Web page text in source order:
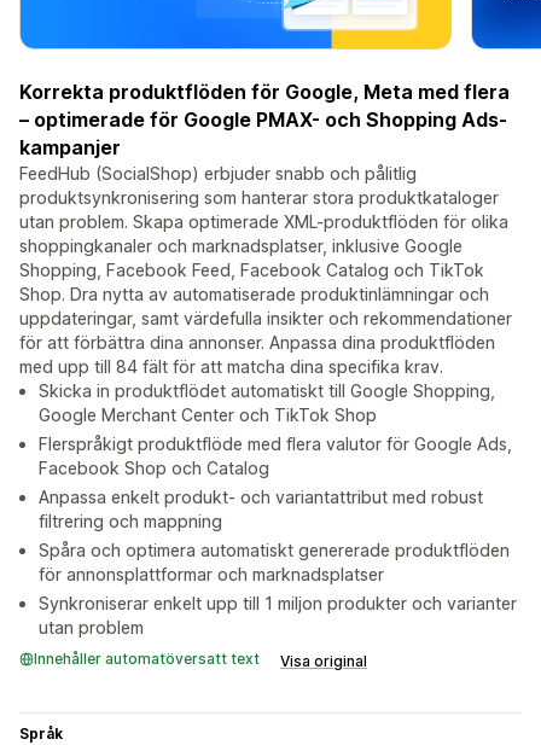
Korrekta produktflöden för Google, Meta med flera
– optimerade för Google PMAX- och Shopping Ads-
kampanjer
FeedHub (SocialShop) erbjuder snabb och pålitlig
produktsynkronisering som hanterar stora produktkataloger
utan problem. Skapa optimerade XML-produktflöden för olika
shoppingkanaler och marknadsplatser, inklusive Google
Shopping, Facebook Feed, Facebook Catalog och TikTok
Shop. Dra nytta av automatiserade produktinlämningar och
uppdateringar, samt värdefulla insikter och rekommendationer
för att förbättra dina annonser. Anpassa dina produktflöden
med upp till 84 fält för att matcha dina specifika krav.
Skicka in produktflödet automatiskt till Google Shopping,
Google Merchant Center och TikTok Shop
Flerspråkigt produktflöde med flera valutor för Google Ads,
Facebook Shop och Catalog
Anpassa enkelt produkt- och variantattribut med robust
filtrering och mappning
Spåra och optimera automatiskt genererade produktflöden
för annonsplattformar och marknadsplatser
Synkroniserar enkelt upp till 1 miljon produkter och varianter
utan problem
Innehåller automatöversatt text Visa original
Språk